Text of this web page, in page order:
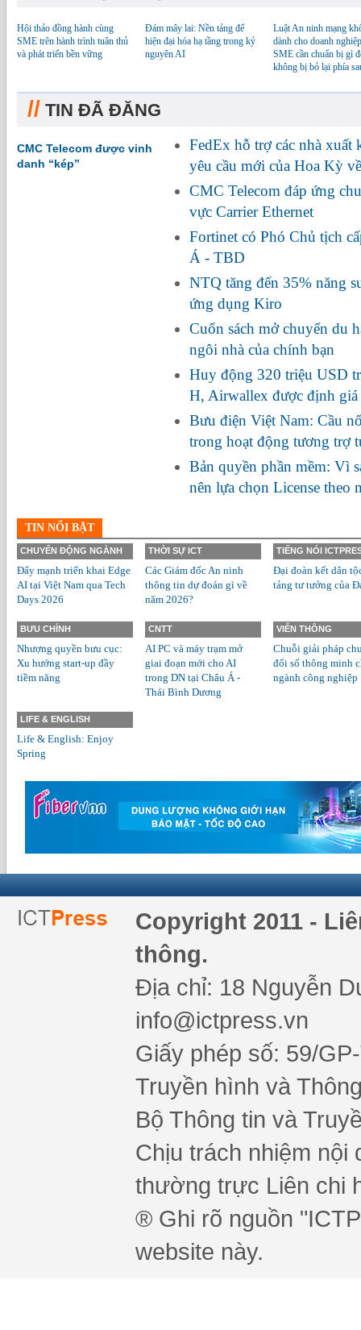
Hội thảo đồng hành cùng
SME trên hành trình tuân thủ
và phát triển bền vững
Đám mây lai: Nền tảng để
hiện đại hóa hạ tầng trong kỷ
nguyên AI
Luật An ninh mạng
dành cho doanh
SME cần chuẩn bị gì
không bị bỏ lại phía
// TIN ĐÃ ĐĂNG
CMC Telecom được vinh
danh “kép”
FedEx hỗ trợ các nhà xuất
yêu cầu mới của Hoa Kỳ
CMC Telecom đáp ứng
vực Carrier Ethernet
Fortinet có Phó Chủ tịch
Á - TBD
NTQ tăng đến 35% năng
ứng dụng Kiro
Cuốn sách mở chuyến du
ngôi nhà của chính bạn
Huy động 320 triệu USD
H, Airwallex được định
Bưu điện Việt Nam: Cầu
trong hoạt động tương trợ
Bản quyền phần mềm: Vì
nên lựa chọn License theo
TIN NỔI BẬT
CHUYỂN ĐỘNG NGÀNH
Đẩy mạnh triển khai Edge
AI tại Việt Nam qua Tech
Days 2026
THỜI SỰ ICT
Các Giám đốc An ninh
thông tin dự đoán gì về
năm 2026?
TIẾNG NÓI
Đại đoàn kết dân
tảng tư tưởng của
BƯU CHÍNH
Nhượng quyền bưu cục:
Xu hướng start-up đầy
tiềm năng
CNTT
AI PC và máy trạm mở
giai đoạn mới cho AI
trong DN tại Châu Á -
Thái Bình Dương
VIỄN THÔNG
Chuỗi giải pháp
đổi số thông minh
ngành công nghiệp
LIFE & ENGLISH
Life & English: Enjoy
Spring
Copyright 2011 -
thông.
Địa chỉ: 18 Nguyễn
info@ictpress.vn
Giấy phép số: 59/
Truyền hình và
Bộ Thông tin và
Chịu trách nhiệm nội
thường trực Liên chi
® Ghi rõ nguồn
website này.